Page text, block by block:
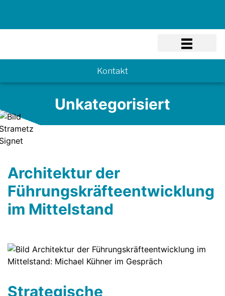
Kontakt
Unkategorisiert
Architektur der
Führungskräfteentwicklung
im Mittelstand
Strategische